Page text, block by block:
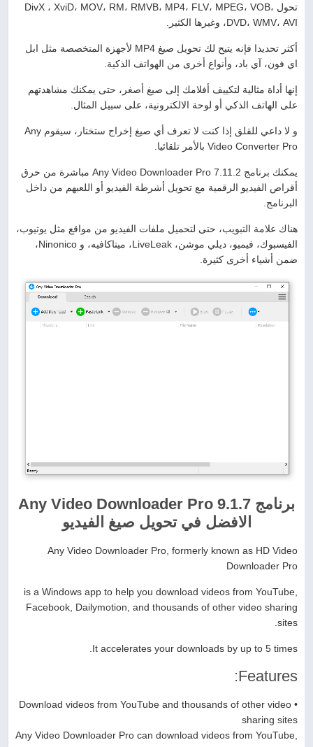
تحول DivX ، XviD، MOV، RM، RMVB، MP4، FLV، MPEG، VOB،
DVD، WMV، AVI، وغيرها الكثير.
أكثر تحديدا فإنه يتيح لك تحويل صيغ MP4 لأجهزة المتخصصة مثل ابل
اي فون، آي باد، وأنواع أخرى من الهواتف الذكية.
إنها أداة مثالية لتكييف أفلامك إلى صيغ أصغر، حتى يمكنك مشاهدتهم
على الهاتف الذكي أو لوحة الالكترونية، على سبيل المثال.
و لا داعي للقلق إذا كنت لا تعرف أي صيغ إخراج ستختار، سيقوم Any
Video Converter Pro بالأمر تلقائيا.
يمكنك برنامج Any Video Downloader Pro 7.11.2 مباشرة من حرق
أقراص الفيديو الرقمية مع تحويل أشرطة الفيديو أو اللعبهم من داخل
البرنامج.
هناك علامة التبويب، حتى لتحميل ملفات الفيديو من مواقع مثل يوتيوب،
الفيسبوك، فيميو، ديلي موشن، LiveLeak، ميتاكافيه، و Ninonico،
ضمن أشياء أخرى كثيرة.
برنامج Any Video Downloader Pro 9.1.7
الافضل في تحويل صيغ الفيديو
Any Video Downloader Pro, formerly known as HD Video
Downloader Pro
is a Windows app to help you download videos from YouTube,
Facebook, Dailymotion, and thousands of other video sharing
sites.
It accelerates your downloads by up to 5 times.
Features:
• Download videos from YouTube and thousands of other video
sharing sites
Any Video Downloader Pro can download videos from YouTube,